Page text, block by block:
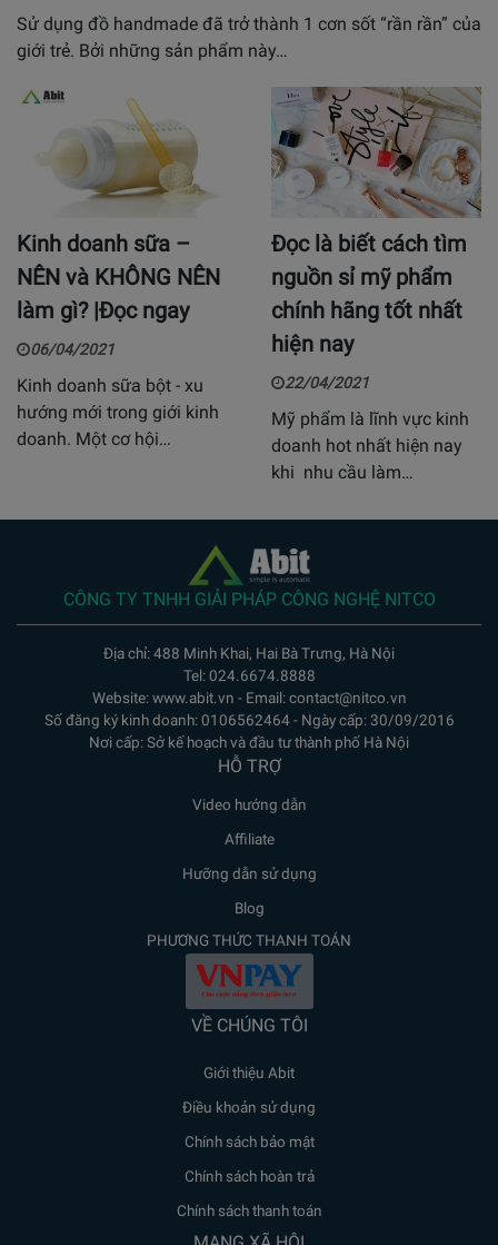
Sử dụng đồ handmade đã trở thành 1 cơn sốt “rần rần” của
giới trẻ. Bởi những sản phẩm này…
Kinh doanh sữa –
NÊN và KHÔNG NÊN
làm gì? |Đọc ngay
06/04/2021
Kinh doanh sữa bột - xu
hướng mới trong giới kinh
doanh. Một cơ hội…
Đọc là biết cách tìm
nguồn sỉ mỹ phẩm
chính hãng tốt nhất
hiện nay
22/04/2021
Mỹ phẩm là lĩnh vực kinh
doanh hot nhất hiện nay
khi nhu cầu làm…
CÔNG TY TNHH GIẢI PHÁP CÔNG NGHỆ NITCO
Địa chỉ: 488 Minh Khai, Hai Bà Trưng, Hà Nội
Tel: 024.6674.8888
Website: www.abit.vn - Email: contact@nitco.vn
Số đăng ký kinh doanh: 0106562464 - Ngày cấp: 30/09/2016
Nơi cấp: Sở kế hoạch và đầu tư thành phố Hà Nội
HỖ TRỢ
Video hướng dẫn
Affiliate
Hưỡng dẫn sử dụng
Blog
PHƯƠNG THỨC THANH TOÁN
VỀ CHÚNG TÔI
Giới thiệu Abit
Điều khoản sử dụng
Chính sách bảo mật
Chính sách hoàn trả
Chính sách thanh toán